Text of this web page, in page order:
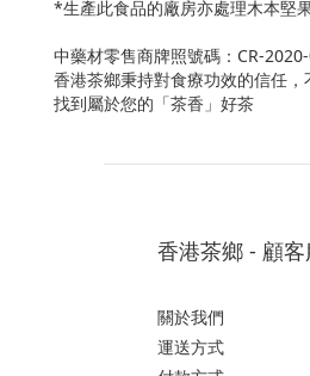
*生產此食品的廠房亦處理木本堅
中藥材零售商牌照號碼：CR-
香港茶鄉秉持對食療功效的信任
找到屬於您的「茶香」好茶
香港茶鄉 - 顧客
關於我們
運送方式